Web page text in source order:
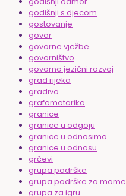
godišnji s djecom
gostovanje
govor
govorne vježbe
govorništvo
govorno jezični razvoj
grad rijeka
gradivo
grafomotorika
granice
granice u odgoju
granice u odnosima
granice u odnosu
grčevi
grupa podrške
grupa podrške za mame
grupa za igru